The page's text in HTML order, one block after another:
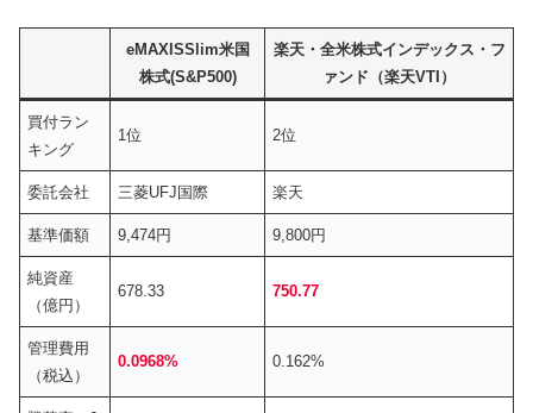
eMAXISSlim米国
株式(S&P500)
楽天・全米株式インデックス・フ
ァンド（楽天VTI）
買付ラン
キング
1位 2位
委託会社 三菱UFJ国際 楽天
基準価額 9,474円 9,800円
純資産
（億円）
678.33 750.77
管理費用
（税込）
0.0968% 0.162%